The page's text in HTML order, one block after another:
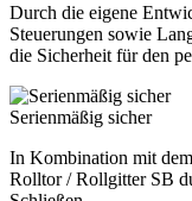
Durch die eigene
Steuerungen sowie
die Sicherheit für den
Serienmäßig sicher
In Kombination mit
Rolltor / Rollgitter SB